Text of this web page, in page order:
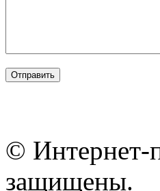
© Интернет-
защищены.